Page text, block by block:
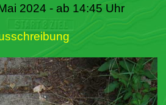
2024 - ab 14:45 Uhr